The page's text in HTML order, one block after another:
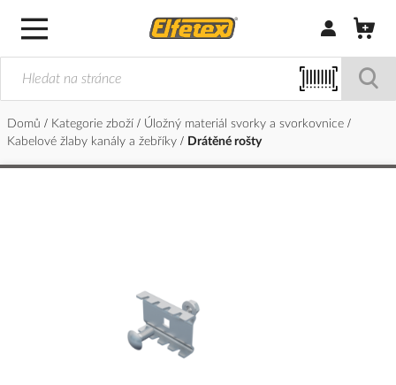
Přihlásit/
Domů Kategorie zboží
Úložný materiál svorky a svorkovnice
Kabelové žlaby kanály a žebříky
Drátěné rošty